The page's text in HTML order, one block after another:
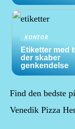
KONTOR
Etiketter med
der skaber
genkendelse
Find den bedste
Venedik Pizza